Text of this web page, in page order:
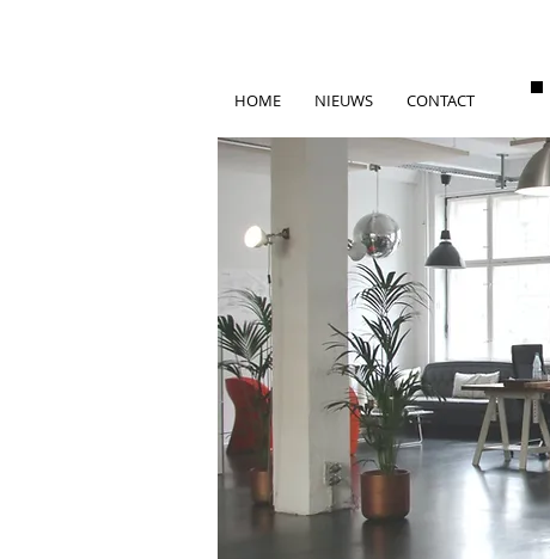
HOME NIEUWS CONTACT